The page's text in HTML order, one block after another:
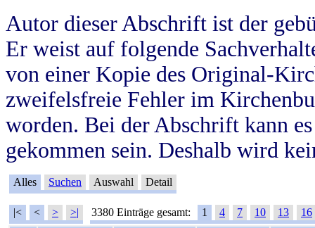
Autor dieser Abschrift ist der
Er weist auf folgende
von einer Kopie des Original-
zweifelsfreie Fehler im
worden. Bei der Abschrift kann
gekommen sein. Deshalb wird
Alles Suchen Auswahl Detail
|< < > >| 3380 Einträge gesamt: 1 4 7 10 13
16